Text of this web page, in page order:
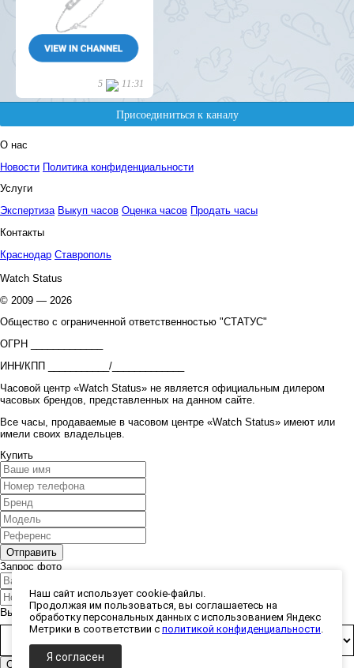
О нас
Новости Политика конфиденциальности
Услуги
Экспертиза Выкуп часов Оценка часов Продать часы
Контакты
Краснодар Ставрополь
Watch Status
© 2009 — 2026
Общество с ограниченной ответственностью "СТАТУС"
ОГРН _____________
ИНН/КПП ___________/_____________
Часовой центр «Watch Status» не является официальным дилером
часовых брендов, представленных на данном сайте.
Все часы, продаваемые в часовом центре «Watch Status» имеют или
имели своих владельцев.
Купить
Запрос фото
Выберите способ получения фото:
Наш сайт использует cookie-файлы.
Продолжая им пользоваться, вы соглашаетесь на
обработку персональных данных с использованием Яндекс
Метрики в соответствии с политикой конфиденциальности.
Я согласен